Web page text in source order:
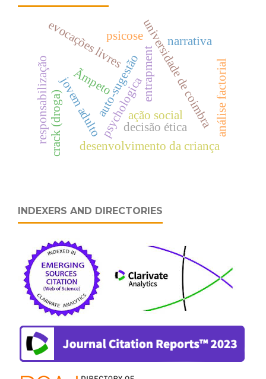
auto-sugestãoação social
universidade de coimbra
psychologica
desenvolvimento da criança
análise factorial
narrativa
entrapment
evocações livres
jovem adulto
crack (droga)
psicose
Ãmpeto
decisão ética
responsabilização
INDEXERS AND DIRECTORIES